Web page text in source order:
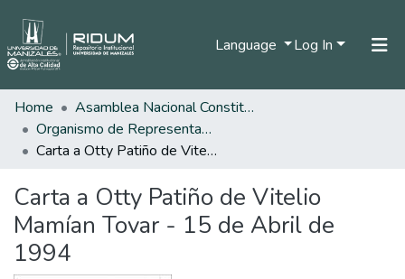
Language Log In
Home
Asamblea Nacional Constituyente
Organismo de Representantes Constituyente
Carta a Otty Patiño de Vitelio Mamían Tovar - 15 de Abril de 1994
Carta a Otty Patiño de Vitelio
Mamían Tovar - 15 de Abril de
1994